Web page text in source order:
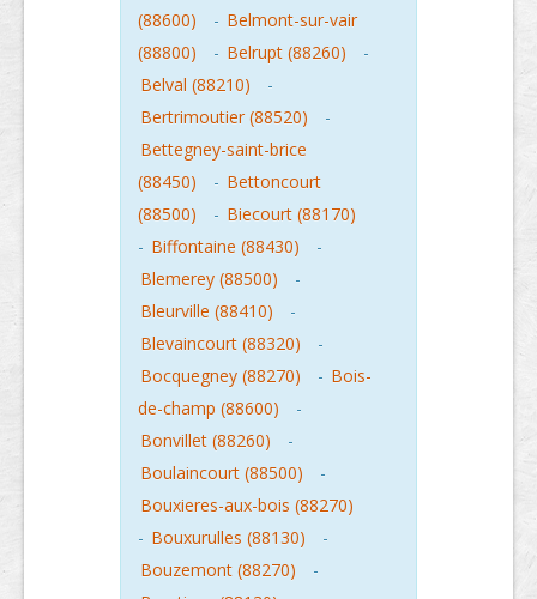
(88600)
- Belmont-sur-vair
(88800)
- Belrupt (88260)
-
Belval (88210)
-
Bertrimoutier (88520)
-
Bettegney-saint-brice
(88450)
- Bettoncourt
(88500)
- Biecourt (88170)
- Biffontaine (88430)
-
Blemerey (88500)
-
Bleurville (88410)
-
Blevaincourt (88320)
-
Bocquegney (88270)
- Bois-
de-champ (88600)
-
Bonvillet (88260)
-
Boulaincourt (88500)
-
Bouxieres-aux-bois (88270)
- Bouxurulles (88130)
-
Bouzemont (88270)
-